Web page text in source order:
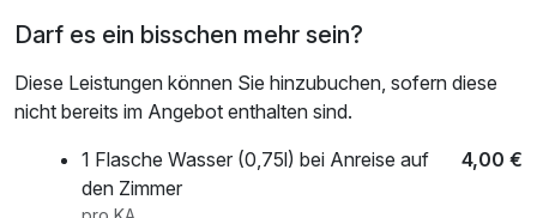
Darf es ein bisschen mehr sein?
Diese Leistungen können Sie hinzubuchen, sofern diese
nicht bereits im Angebot enthalten sind.
1 Flasche Wasser (0,75l) bei Anreise auf
den Zimmer
4,00 €